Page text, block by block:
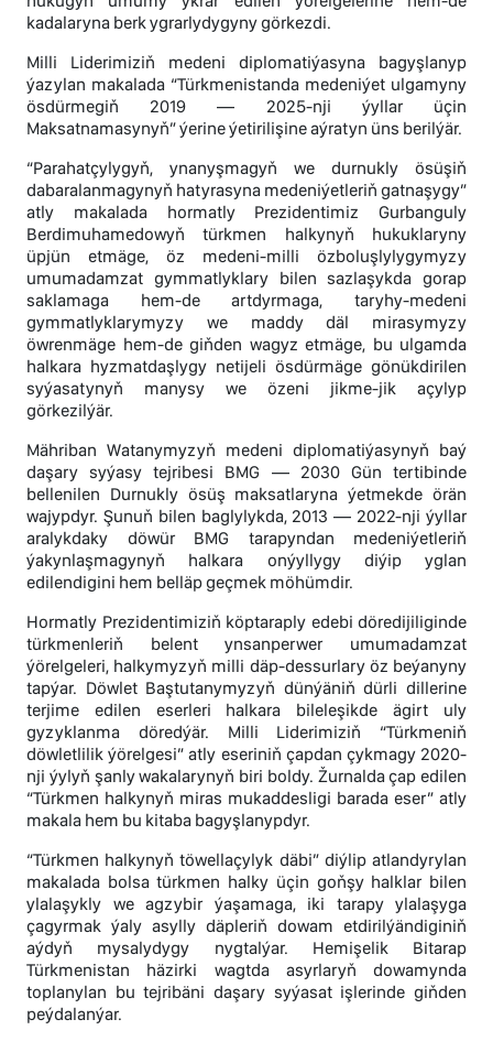
kadalaryna berk ygrarlydygyny görkezdi.
Milli Liderimiziň medeni diplomatiýasyna bagyşlanyp
ýazylan makalada “Türkmenistanda medeniýet ulgamyny
ösdürmegiň 2019 — 2025-nji ýyllar üçin
Maksatnamasynyň” ýerine ýetirilişine aýratyn üns berilýär.
“Parahatçylygyň, ynanyşmagyň we durnukly ösüşiň
dabaralanmagynyň hatyrasyna medeniýetleriň gatnaşygy”
atly makalada hormatly Prezidentimiz Gurbanguly
Berdimuhamedowyň türkmen halkynyň hukuklaryny
üpjün etmäge, öz medeni-milli özboluşlylygymyzy
umumadamzat gymmatlyklary bilen sazlaşykda gorap
saklamaga hem-de artdyrmaga, taryhy-medeni
gymmatlyklarymyzy we maddy däl mirasymyzy
öwrenmäge hem-de giňden wagyz etmäge, bu ulgamda
halkara hyzmatdaşlygy netijeli ösdürmäge gönükdirilen
syýasatynyň manysy we özeni jikme-jik açylyp
görkezilýär.
Mähriban Watanymyzyň medeni diplomatiýasynyň baý
daşary syýasy tejribesi BMG — 2030 Gün tertibinde
bellenilen Durnukly ösüş maksatlaryna ýetmekde örän
wajypdyr. Şunuň bilen baglylykda, 2013 — 2022-nji ýyllar
aralykdaky döwür BMG tarapyndan medeniýetleriň
ýakynlaşmagynyň halkara onýyllygy diýip yglan
edilendigini hem belläp geçmek möhümdir.
Hormatly Prezidentimiziň köptaraply edebi döredijiliginde
türkmenleriň belent ynsanperwer umumadamzat
ýörelgeleri, halkymyzyň milli däp-dessurlary öz beýanyny
tapýar. Döwlet Baştutanymyzyň dünýäniň dürli dillerine
terjime edilen eserleri halkara bileleşikde ägirt uly
gyzyklanma döredýär. Milli Liderimiziň “Türkmeniň
döwletlilik ýörelgesi” atly eseriniň çapdan çykmagy 2020-
nji ýylyň şanly wakalarynyň biri boldy. Žurnalda çap edilen
“Türkmen halkynyň miras mukaddesligi barada eser” atly
makala hem bu kitaba bagyşlanypdyr.
“Türkmen halkynyň töwellaçylyk däbi” diýlip atlandyrylan
makalada bolsa türkmen halky üçin goňşy halklar bilen
ylalaşykly we agzybir ýaşamaga, iki tarapy ylalaşyga
çagyrmak ýaly asylly däpleriň dowam etdirilýändiginiň
aýdyň mysalydygy nygtalýar. Hemişelik Bitarap
Türkmenistan häzirki wagtda asyrlaryň dowamynda
toplanylan bu tejribäni daşary syýasat işlerinde giňden
peýdalanýar.